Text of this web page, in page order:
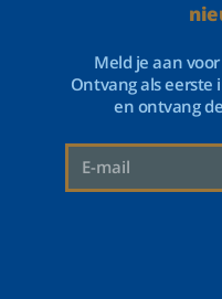
Meld je aan
Ontvang als eerste
en ontvang